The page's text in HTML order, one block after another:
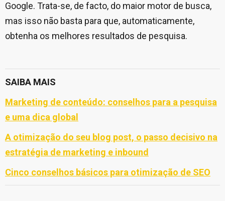
Google. Trata-se, de facto, do maior motor de busca,
mas isso não basta para que, automaticamente,
obtenha os melhores resultados de pesquisa.
SAIBA MAIS
Marketing de conteúdo: conselhos para a pesquisa
e uma dica global
A otimização do seu blog post, o passo decisivo na
estratégia de marketing e inbound
Cinco conselhos básicos para otimização de SEO